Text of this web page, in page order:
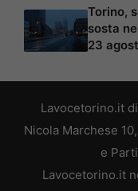
Torino,
sosta
23
Lavocetorino.it
Nicola Marchese
e
Lavocetorino.it